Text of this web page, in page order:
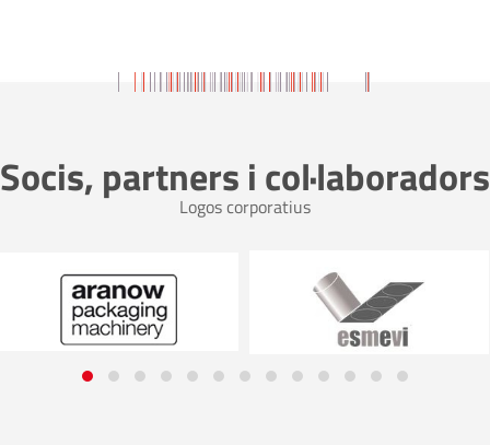
Socis, partners i col·laboradors
Logos corporatius